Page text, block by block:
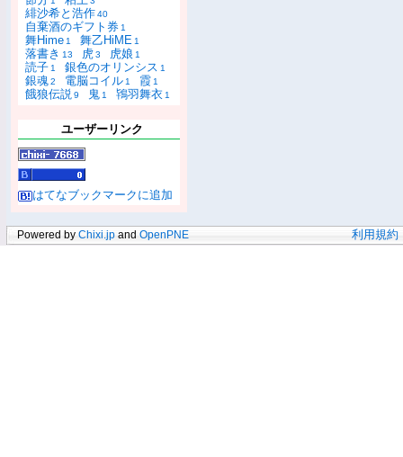
緋沙希と浩作40
自棄酒のギフト券 1
舞Hime 1 舞乙HiME 1
落書き 13 虎3 虎娘 1
読子 1 銀色のオリンシス 1
銀魂2 電脳コイル 1 霞 1
餓狼伝説9 鬼 1 鴇羽舞衣 1
ユーザーリンク
はてなブックマークに追加
Powered by Chixi.jp and OpenPNE 利用規約